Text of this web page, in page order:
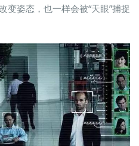
变姿态，也一样会被“天眼”捕捉